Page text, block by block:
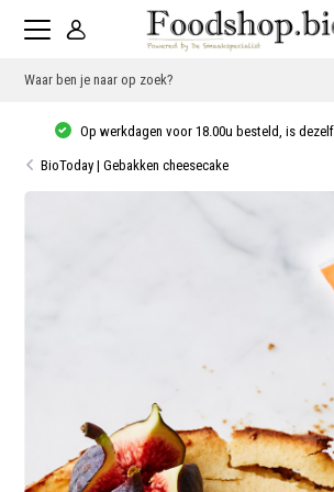
Op werkdagen voor 18.00u besteld, is
BioToday | Gebakken cheesecake